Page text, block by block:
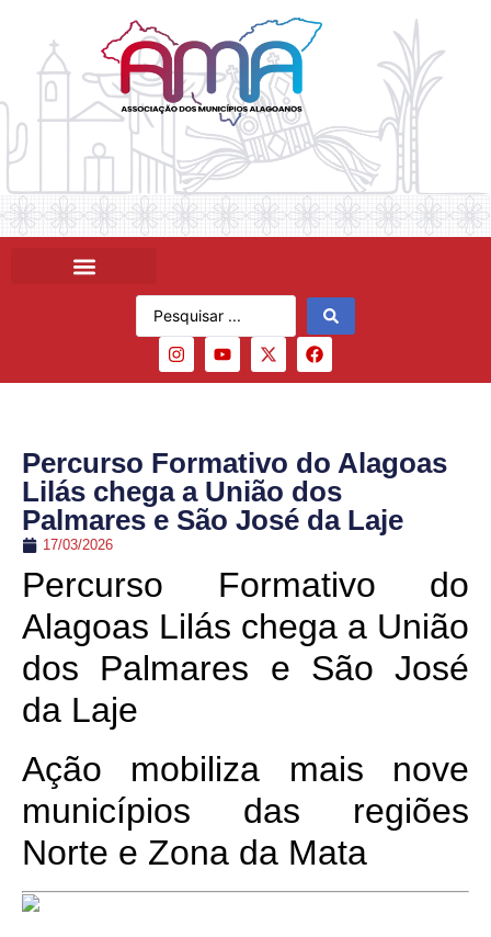
Percurso Formativo do Alagoas
Lilás chega a União dos
Palmares e São José da Laje
17/03/2026
Percurso Formativo do
Alagoas Lilás chega a União
dos Palmares e São José
da Laje
Ação mobiliza mais nove
municípios das regiões
Norte e Zona da Mata